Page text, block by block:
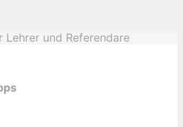
und Referendare